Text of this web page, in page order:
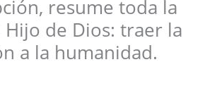
resume toda la
de Dios: traer la
a la humanidad.